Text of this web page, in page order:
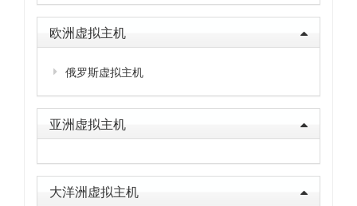
欧洲虚拟主机
俄罗斯虚拟主机
亚洲虚拟主机
大洋洲虚拟主机